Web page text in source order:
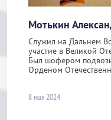
Мотькин
Служил на Дальнем
участие в Великой
Был шофером
Орденом
8 мая 2024